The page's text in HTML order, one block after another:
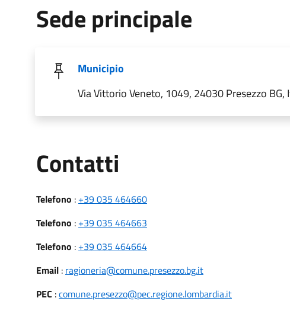
Sede principale
Municipio
Via Vittorio Veneto, 1049, 24030 Presezzo BG,
Contatti
Telefono : +39 035 464660
Telefono : +39 035 464663
Telefono : +39 035 464664
Email: ragioneria@comune.presezzo.bg.it
PEC :comune.presezzo@pec.regione.lombardia.it